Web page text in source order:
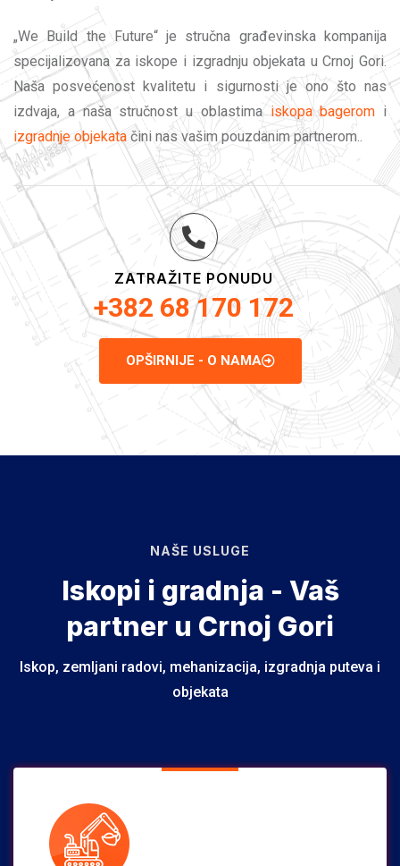
„We Build the Future“ je stručna građevinska kompanija
specijalizovana za iskope i izgradnju objekata u Crnoj Gori.
Naša posvećenost kvalitetu i sigurnosti je ono što nas
izdvaja, a naša stručnost u oblastimaiskopa bagerom i
izgradnje objekata čini nas vašim pouzdanim partnerom..
ZATRAŽITE PONUDU
+382 68 170 172
OPŠIRNIJE - O NAMA
NAŠE USLUGE
Iskopi i gradnja - Vaš
partner u Crnoj Gori
Iskop, zemljani radovi, mehanizacija, izgradnja puteva i
objekata